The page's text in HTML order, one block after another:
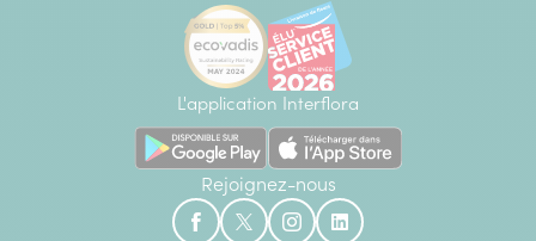
L'application Interflora
Rejoignez-nous